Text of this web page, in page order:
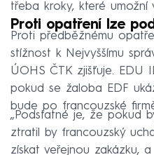
třeba kroky, které umožní
Proti opatření lze
Proti předběžnému
stížnost k Nejvyššímu
ÚOHS ČTK zjišťuje. EDU
pokud se žaloba EDF
bude po francouzské
„Podstatné je, že pokud
ztratil by francouzský
získat veřejnou zakázku,